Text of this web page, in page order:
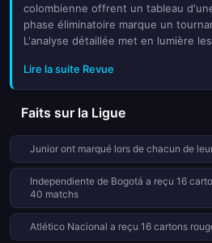
colombienne offrent un tableau
phase éliminatoire marque un
L'analyse détaillée met en lumière
du parcours. Chaque rencontre a été
stratégie rigoureuse et des exploits
qui ont captivé les supporters
comment ces huit formations se
rivaux historiques. Les statistiques
offensive accrue dans cette édition
entraîneurs ont su adapter leur
l'adversaire au bon moment. Cet
serrée lors des demi-finales
Lire la suite Revue
Faits sur la Ligue
Junior ont marqué lors de chacun de
Independiente de Bogotá a reçu 16
40 matchs
Atlético Nacional a reçu 16 cartons